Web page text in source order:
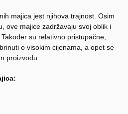
majica jest njihova trajnost. Osim
ove majice zadržavaju svoj oblik i
su relativno pristupačne,
o visokim cijenama, a opet se
proizvodu.